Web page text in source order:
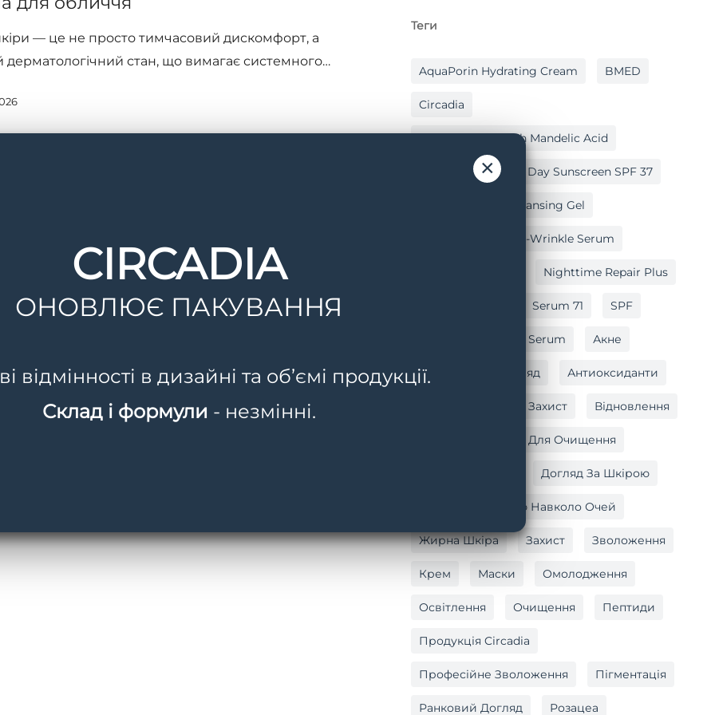
— це не просто тимчасовий дискомфорт, а
дерматологічний стан, що вимагає системного…
Теги
AquaPorin Hydrating Cream BMED
Circadia
Cleansing Gel With Mandelic Acid
Light Day Sunscreen SPF 37
Lipid Replacing Cleansing Gel
Myo-Cyte Plus Anti-Wrinkle Serum
Nighttime Repair Plus
Serum 71 SPF
Vitamin C Reversal Serum Акне
Антивіковий Догляд Антиоксиданти
Антиоксидантний Захист Відновлення
Гель Для Очищення
Догляд За Шкірою
Догляд За Шкірою Навколо Очей
Жирна Шкіра Захист Зволоження
Крем Маски Омолодження
Освітлення Очищення Пептиди
Продукція Circadia
Професійне Зволоження Пігментація
Ранковий Догляд Розацеа
×
CIRCADIA
ОНОВЛЮЄ ПАКУВАННЯ
відмінності в дизайні та об’ємі продукції.
Склад і формули - незмінні.